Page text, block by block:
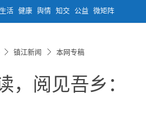
生活 健康 舆情 知交 公益 微矩阵
镇江新闻 本网专稿
，阅见吾乡：